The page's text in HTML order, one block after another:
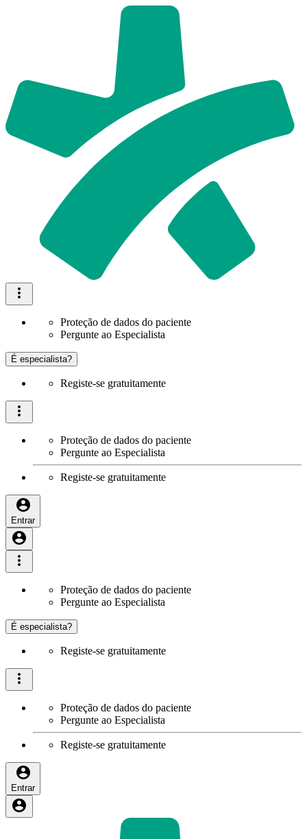
Proteção de dados do paciente
Pergunte ao Especialista
É especialista?
Registe-se gratuitamente
Proteção de dados do paciente
Pergunte ao Especialista
Registe-se gratuitamente
Entrar
Proteção de dados do paciente
Pergunte ao Especialista
É especialista?
Registe-se gratuitamente
Proteção de dados do paciente
Pergunte ao Especialista
Registe-se gratuitamente
Entrar